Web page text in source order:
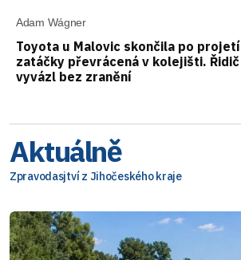
Adam Wágner
Toyota u Malovic skončila po projetí
zatáčky převrácená v kolejišti. Řidič
vyvázl bez zranění
Aktuálně
Zpravodasjtví z Jihočeského kraje